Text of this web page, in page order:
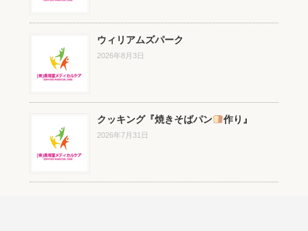
ウィリアムズパーク
2026年8月3日
クッキング『焼きそばパン 作り』
2026年7月31日